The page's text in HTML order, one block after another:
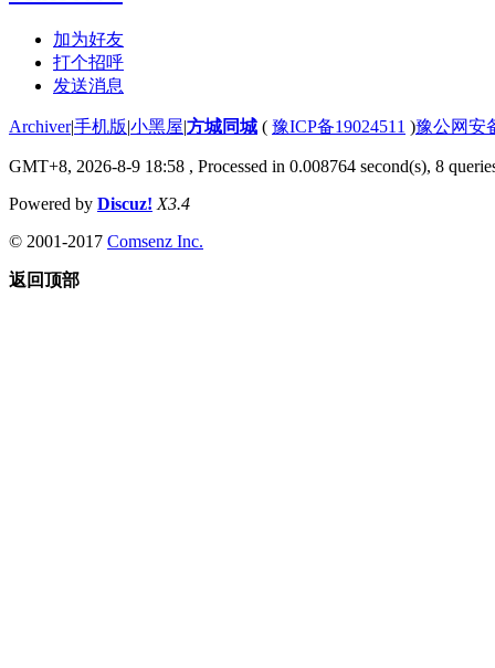
加为好友
打个招呼
发送消息
Archiver|手机版|小黑屋|方城同城 ( 豫ICP备19024511 )豫公网安
GMT+8, 2026-8-9 18:58 , Processed in 0.008764 second(s), 8
Powered by Discuz! X3.4
© 2001-2017 Comsenz Inc.
返回顶部